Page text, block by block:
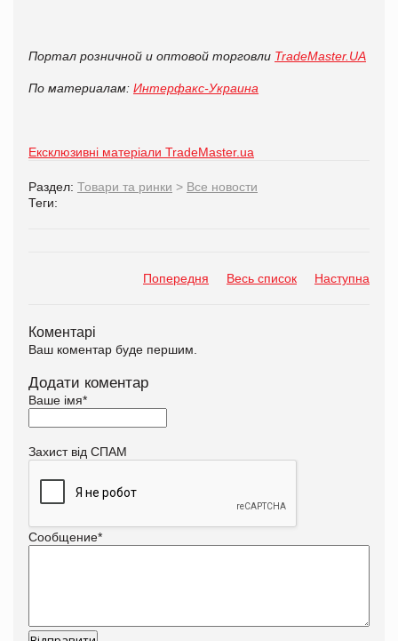
Портал розничной и оптовой торговли TradeMaster.UA
По материалам: Интерфакс-Украина
Ексклюзивні матеріали TradeMaster.ua
Раздел: Товари та ринки > Все новости
Теги:
Попередня Весь список Наступна
Коментарі
Ваш коментар буде першим.
Додати коментар
Ваше імя*
Захист від СПАМ
Сообщение*